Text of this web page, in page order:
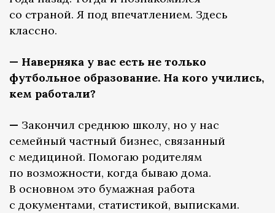
со страной. Я под впечатлением. Здесь
классно.
— Наверняка у вас есть не только
футбольное образование. На кого учились,
кем работали?
— Закончил среднюю школу, но у нас
семейный частный бизнес, связанный
с медициной. Помогаю родителям
по возможности, когда бываю дома.
В основном это бумажная работа
с документами, статистикой, выписками.